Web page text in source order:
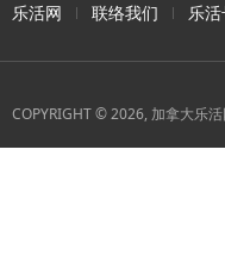
乐活网 联络我们 乐
COPYRIGHT © 2026, 加拿大乐活